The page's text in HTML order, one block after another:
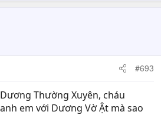
#693
Thường Xuyên, cháu
em với Dương Vờ Ật mà sao